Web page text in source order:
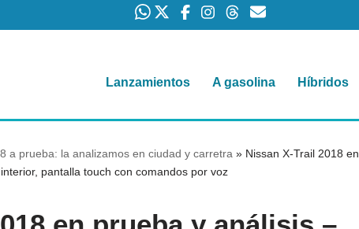
Lanzamientos A gasolina Híbridos
a prueba: la analizamos en ciudad y carretra» Nissan X-Trail 2018 en
pantalla touch con comandos por voz